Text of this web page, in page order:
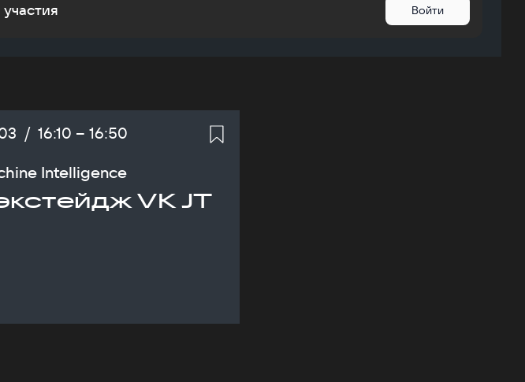
Войти
/ Начало:
16:10 – Конец:
16:50
Intelligence
VK JT